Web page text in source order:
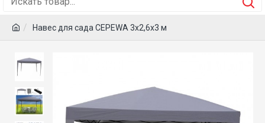
Навес для сада CEPEWA 3x2,6x3 м